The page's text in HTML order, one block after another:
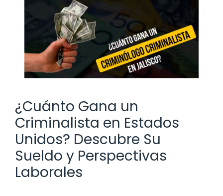
¿Cuánto Gana un
Criminalista en Estados
Unidos? Descubre Su
Sueldo y Perspectivas
Laborales